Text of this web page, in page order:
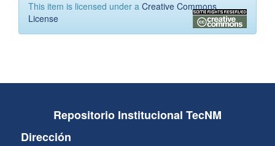
This item is licensed under a Creative Commons
License
Repositorio Institucional TecNM
Dirección